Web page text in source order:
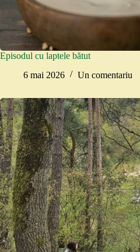
Episodul cu laptele bătut
6 mai 2026
Un comentariu